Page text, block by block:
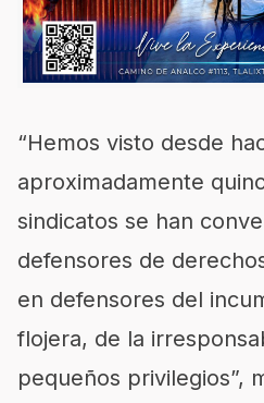
“Hemos visto desde
aproximadamente
sindicatos se han
defensores de
en defensores del
flojera, de la
pequeños privilegios”,